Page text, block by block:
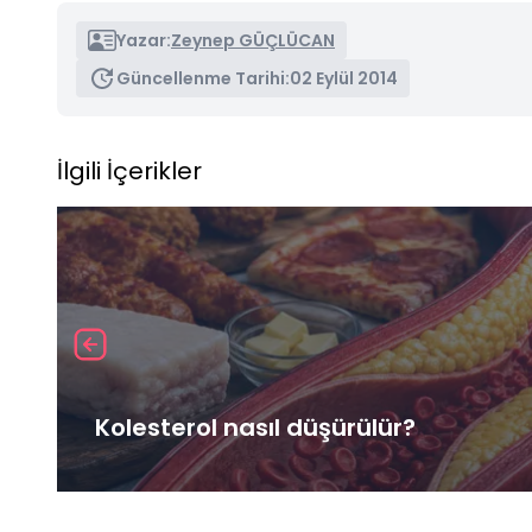
Yazar:Zeynep GÜÇLÜCAN
Güncellenme Tarihi:02 Eylül 2014
İlgili İçerikler
Kolesterol nasıl düşürülür?